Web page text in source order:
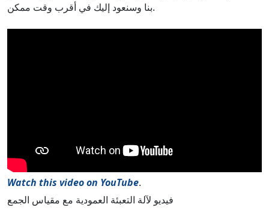
بنا وسنعود إليك في أقرب وقت ممكن.
Watch this video on YouTube.
فيديو لآلة التعبئة العمودية مع مقياس الجمع